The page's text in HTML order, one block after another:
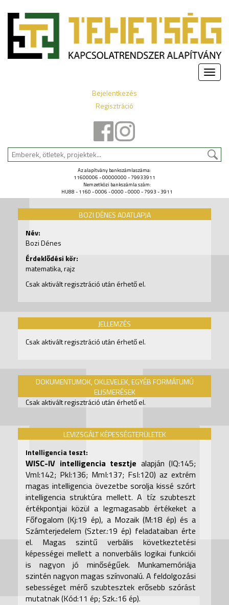
Toggle
Bejelentkezés
Regisztráció
Az alapítvány bankszámlaszáma:
11600006 - 00000000 - 79933911
Nemzetközi bankszámla szám:
HU88 - 1160 - 0006 - 0000 - 0000 - 7993 - 3911
BOZI DÉNES ADATLAPJA
Név:
Bozi Dénes
Érdeklődési kör:
matematika, rajz
Csak aktivált regisztráció után érhető el.
JELLEMZÉS
Csak aktivált regisztráció után érhető el.
DOKUMENTUMOK, OKLEVELEK, EGYÉB FORMÁTUMÚ
ELISMERÉSEK
Csak aktivált regisztráció után érhető el.
LEVIZSGÁLT KÉPESSÉGTERÜLETEK
Intelligencia teszt:
WISC-IV intelligencia tesztje alapján (IQ:145;
VmI:142; PkI:136; MmI:137; FsI:120) az extrém
magas intelligencia övezetbe sorolja kissé szórt
intelligencia struktúra mellett. A tíz szubteszt
értékpontjai közül a legmagasabb értékeket a
Főfogalom (Kj:19 ép), a Mozaik (M:18 ép) és a
Számterjedelem (Szter.:19 ép) feladataiban érte
el. Magas szintű verbális következtetési
képességei mellett a nonverbális logikai funkciói
is nagyon jó minőségűek. Munkamemóriája
szintén nagyon magas színvonalú. A feldolgozási
sebességet mérő szubtesztek erősebb szórást
mutatnak (Kód:11 ép; Szk.:16 ép).